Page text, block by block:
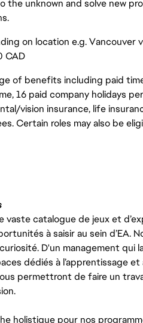
the unknown and solve new
on location e.g. Vancouver
CAD
of benefits including paid
16 paid company holidays
vision insurance, life
Certain roles may also be
vaste catalogue de jeux et
à saisir au sein d’EA.
D'un management qui
dédiés à l’apprentissage
permettront de faire un
holistique pour nos